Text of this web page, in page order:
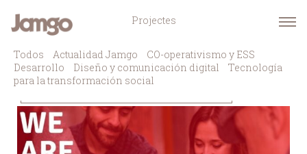
Projectes
Todos Actualidad Jamgo
CO-operativismo y ESS
Desarrollo
Diseño y comunicación digital
Tecnología
para la transformación social